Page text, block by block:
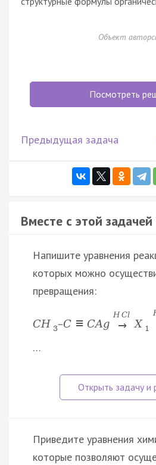
Объект
Посмотреть
Предыдущая задача
Вместе с этой
Напишите уравнения
которых можно
превращения:
CH 3–С ≡ CAg
HCl
→ X 1
…
Приведите уравнения
которые позволяют